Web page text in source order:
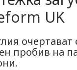
UK
пробив на